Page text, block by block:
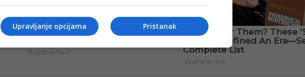
Pristanak
Upravljanje opcijama